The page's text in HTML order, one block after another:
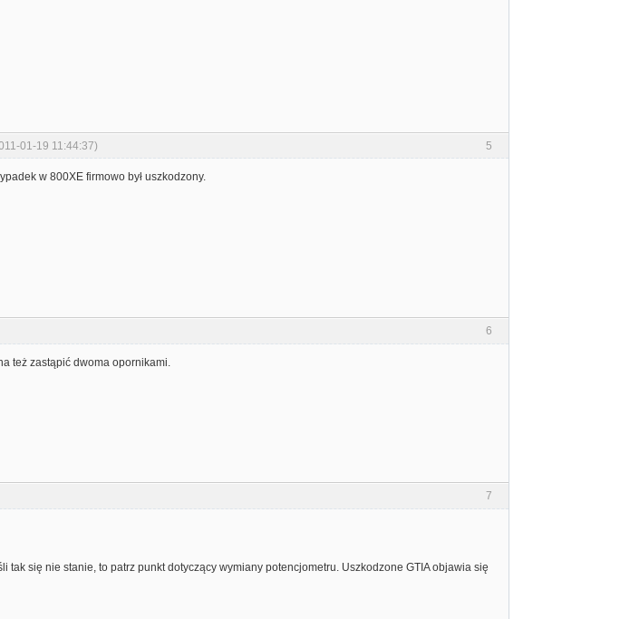
5
01-19 11:44:37)
w 800XE firmowo był uszkodzony.
6
też zastąpić dwoma opornikami.
7
tak się nie stanie, to patrz punkt dotyczący wymiany potencjometru. Uszkodzone GTIA objawia się